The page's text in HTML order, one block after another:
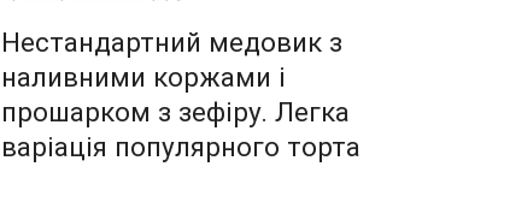
Нестандартний медовик з
наливними коржами і
прошарком з зефіру. Легка
варіація популярного торта